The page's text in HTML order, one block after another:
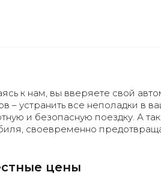
к нам, вы вверяете свой
– устранить все неполадки в
и безопасную поездку. А
своевременно
цены